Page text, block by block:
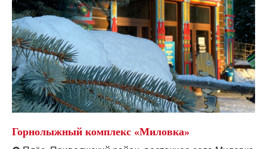
Горнолыжный комплекс «Миловка»